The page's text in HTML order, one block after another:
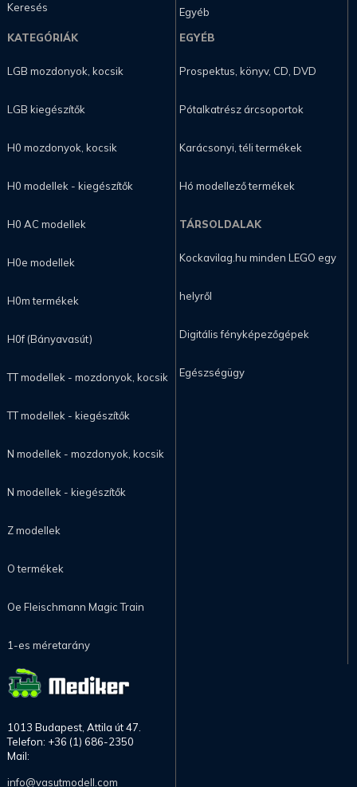
Keresés
Egyéb
KATEGÓRIÁK
LGB mozdonyok, kocsik
LGB kiegészítők
H0 mozdonyok, kocsik
H0 modellek - kiegészítők
H0 AC modellek
H0e modellek
H0m termékek
H0f (Bányavasút)
TT modellek - mozdonyok, kocsik
TT modellek - kiegészítők
N modellek - mozdonyok, kocsik
N modellek - kiegészítők
Z modellek
O termékek
Oe Fleischmann Magic Train
1-es méretarány
EGYÉB
Prospektus, könyv, CD, DVD
Pótalkatrész árcsoportok
Karácsonyi, téli termékek
Hó modellező termékek
TÁRSOLDALAK
Kockavilag.hu minden LEGO egy
helyről
Digitális fényképezőgépek
Egészségügy
1013 Budapest, Attila út 47.
Telefon: +36 (1) 686-2350
Mail:
info@vasutmodell.com